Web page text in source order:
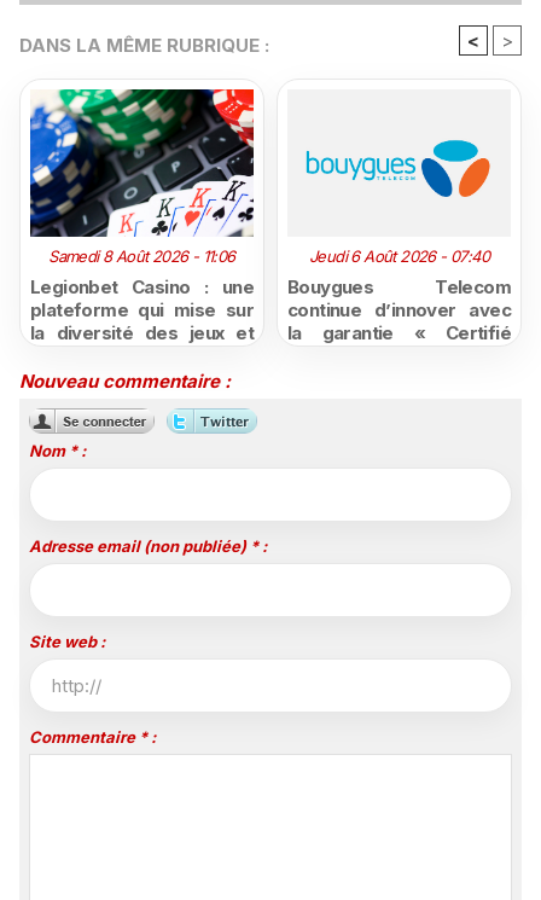
DANS LA MÊME RUBRIQUE : < >
Samedi 8 Août 2026 - 11:06
Legionbet Casino : une
plateforme qui mise sur
la diversité des jeux et
attractives
Jeudi 6 Août 2026 - 07:40
Bouygues Telecom
continue d’innover avec
la garantie « Certifié
Nouveau commentaire :
Nom * :
Adresse email (non publiée) * :
Site web :
Commentaire * :